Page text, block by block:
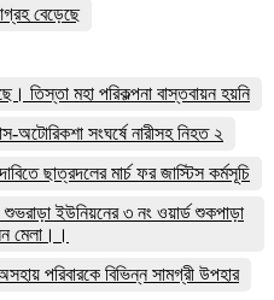
বেড়েছে
তিস্তা মহা পরিকল্পনা বাস্তবায়ন হয়নি
অটোরিকশা সংঘর্ষে নারীসহ নিহত ২
ছাত্রদলের মার্চ ফর জাস্টিস কর্মসূচি
ইউনিয়নের ৩ নং ওয়ার্ড শুকপাড়া
মেলা।।
পরিবারকে বিভিন্ন সামগ্রী উপহার